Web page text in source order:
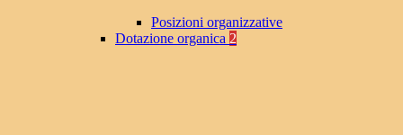
Posizioni organizzative
Dotazione organica 2